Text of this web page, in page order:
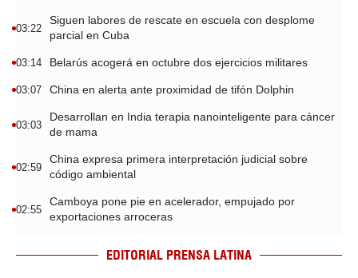
03:22
Siguen labores de rescate en escuela con desplome
parcial en Cuba
03:14 Belarús acogerá en octubre dos ejercicios militares
03:07 China en alerta ante proximidad de tifón Dolphin
03:03
Desarrollan en India terapia nanointeligente para cáncer
de mama
02:59
China expresa primera interpretación judicial sobre
código ambiental
02:55
Camboya pone pie en acelerador, empujado por
exportaciones arroceras
EDITORIAL PRENSA LATINA